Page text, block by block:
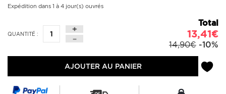
Expédition dans 1 à 4 jour(s) ouvrés
QUANTITÉ :
Total
13,41€
14,90€ -10%
AJOUTER AU PANIER